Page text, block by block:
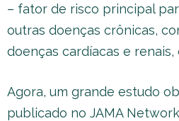
– fator de risco principal
outras doenças crônicas,
doenças cardíacas e renais,
Agora, um grande estudo
publicado no JAMA